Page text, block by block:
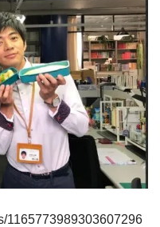
1165773989303607296